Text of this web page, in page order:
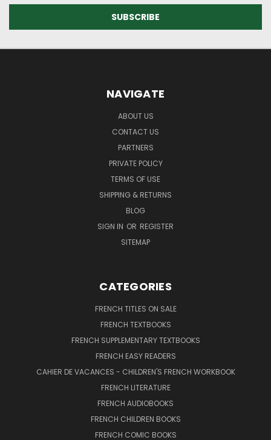
NAVIGATE
ABOUT US
CONTACT US
PARTNERS
PRIVATE POLICY
TERMS OF USE
SHIPPING & RETURNS
BLOG
SIGN IN OR REGISTER
SITEMAP
CATEGORIES
FRENCH TITLES ON SALE
FRENCH TEXTBOOKS
FRENCH SUPPLEMENTARY TEXTBOOKS
FRENCH EASY READERS
CAHIER DE VACANCES - CHILDREN'S FRENCH WORKBOOK
FRENCH LITERATURE
FRENCH AUDIOBOOKS
FRENCH CHILDREN BOOKS
FRENCH COMIC BOOKS